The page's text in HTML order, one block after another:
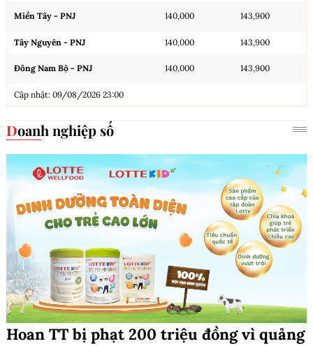
Miền Tây - PNJ 140,000 143,900
Tây Nguyên - PNJ 140,000 143,900
Đông Nam Bộ - PNJ 140,000 143,900
Cập nhật: 09/08/2026 23:00
Doanh nghiệp số
Hoan TT bị phạt 200 triệu đồng vì quảng